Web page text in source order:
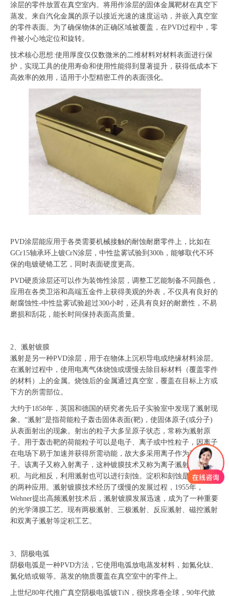
涂层的零件放置在真空室内。将用作涂层的固体金属靶材在真空下
蒸发。来自汽化金属的原子以接近光速的速度运动，并嵌入真空室
的零件表面。为了确保物体的正确区域被覆盖，在PVD过程中，零
件被小心地定位和旋转。
技术核心思想:使用厚度仅仅数微米的二维材料对材料表面进行保
护，实现工具的使用寿命和使用性能得到显著提升，获得低成本下
高效率的效用，适用于小型精密工件的表面强化。
PVD涂层能应用于各类需要机械接触的耐蚀耐磨零件上，比如在
GCr15轴承环上镀CrN涂层，中性盐雾试验到300h，能够取代不环
保的电镀硬铬工艺，同时表面硬度更高。
PVD硬质涂层还可以作为装饰性涂层，调整工艺能制备不同颜色，
应用在各类卫浴和高端五金件上获得美观的外表，不仅具有良好的
耐腐蚀性-中性盐雾试验超过300小时，还具有良好的耐磨性，不易
磨损和刮花，能长时间保持表面高质量。
2、溅射镀膜
溅射是另一种PVD涂层，用于在物体上沉积导电或绝缘材料涂层。
在溅射过程中，使用电离气体烧蚀或缓慢去除目标材料（覆盖零件
的材料）上的金属。烧蚀后的金属通过真空室，覆盖在目标上方或
下方的所需部位。
大约于1858年，英国和德国的研究者先后子实验室中发现了溅射现
象。“溅射”是指荷能粒子轰击固体表面(靶)，使固体原子(或分子)
从表面射出的现象。射出的粒子大多呈原子状态，常称为溅射原
子。用于轰击靶的荷能粒子可以是电子、离子或中性粒子，因离子
在电场下易于加速并获得所需动能，故大多采用离子作为轰击粒
子。该离子又称入射离子，这种镀膜技术又称为离子溅射镀膜或淀
积。与此相反，利用溅射也可以进行刻蚀。淀积和刻蚀是溅射过程
的两种应用。溅射镀膜技术经历了缓慢的发展过程，1955年，
Wehner提出高频溅射技术后，溅射镀膜发展迅速，成为了一种重要
的光学薄膜工艺。现有两极溅射、三极溅射、反应溅射、磁控溅射
和双离子溅射等淀积工艺。
3、阴极电弧
阴极电弧是一种PVD方法，它使用电弧放电蒸发材料，如氮化钛、
氮化锆或银等。蒸发的物质覆盖在真空室中的零件上。
上世纪80年代推广真空阴极电弧镀TiN，很快席卷全球，90年代掀